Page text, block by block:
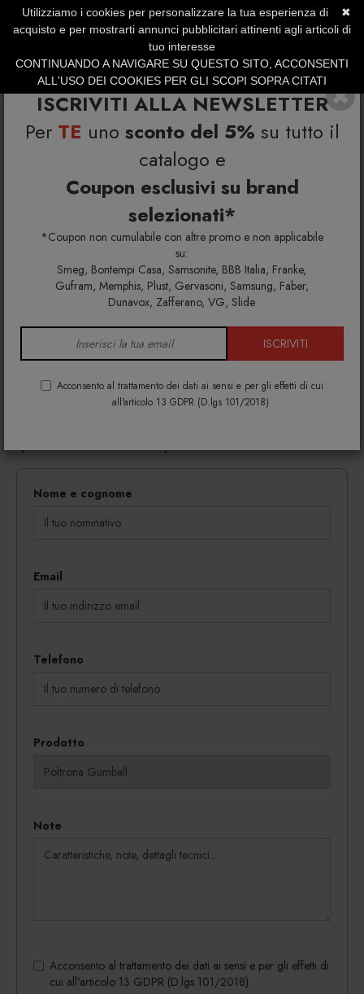
ISCRIVITI ALLA NEWSLETTER
Per TE uno sconto del 5% su tutto il
catalogo e
Coupon esclusivi su brand
selezionati*
*Coupon non cumulabile con altre promo e non applicabile
su:
Smeg, Bontempi Casa, Samsonite, BBB Italia, Franke,
Gufram, Memphis, Plust, Gervasoni, Samsung, Faber,
Dunavox, Zafferano, VG, Slide
ISCRIVITI
Acconsento al trattamento dei dati ai sensi e per gli effetti di cui
all'articolo 13 GDPR (D.lgs 101/2018)
SERVIZIO CLIENTI +39.0773.470.562
SUMMER SALES | Fino al 40% di Sconto
Richiedi info e un'offerta personalizzata per te
Poltrona Gumball
Richiedi maggiori info e la tua
offerta personalizzata per
Poltrona Gumball
informazioni su colori, materiali e disponibilità.
Nome e cognome
Email
Telefono
Prodotto
Note
Acconsento al trattamento dei dati ai sensi e per gli effetti di
cui all'articolo 13 GDPR (D.lgs 101/2018)
✖
Utilizziamo i cookies per personalizzare la tua esperienza di
acquisto e per mostrarti annunci pubblicitari attinenti agli articoli di
tuo interesse
CONTINUANDO A NAVIGARE SU QUESTO SITO, ACCONSENTI
ALL'USO DEI COOKIES PER GLI SCOPI SOPRA CITATI